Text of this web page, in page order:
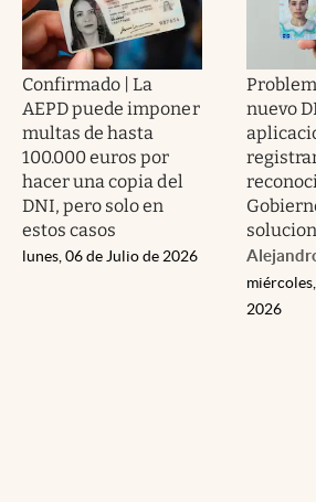
Confirmado | La
AEPD puede imponer
multas de hasta
100.000 euros por
hacer una copia del
DNI, pero solo en
estos casos
lunes, 06 de Julio de 2026
nuevo
2026